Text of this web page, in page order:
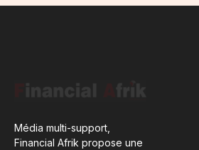
Média multi-support,
Financial Afrik propose une